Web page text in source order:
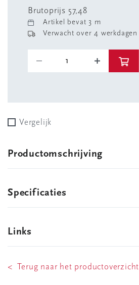
Brutoprijs 57,48
Artikel bevat 3 m
Verwacht over 4 werkdagen
Vergelijk
Productomschrijving
Specificaties
Links
< Terug naar het productoverzicht